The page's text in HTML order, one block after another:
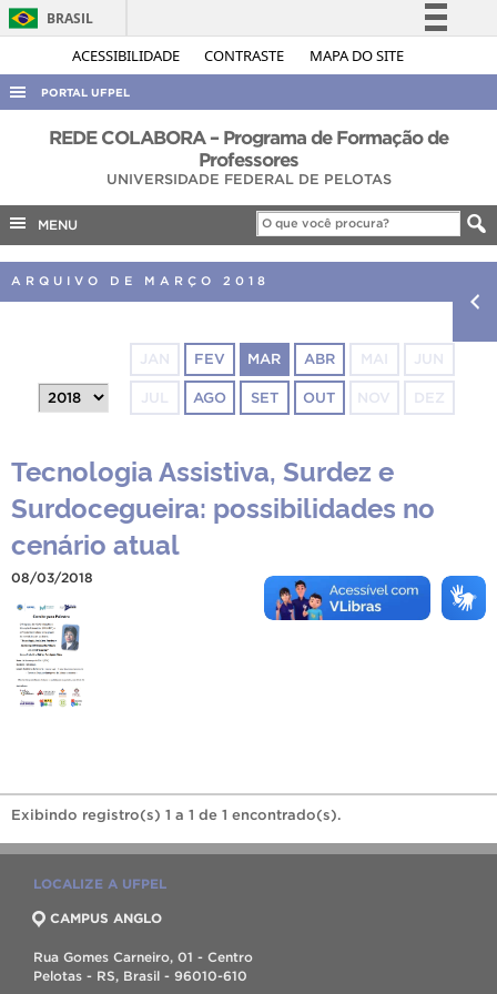
ACESSIBILIDADE CONTRASTE MAPA DO SITE
BRASIL
Simplifique!
Acesso à informação
Legislação
Canais
PORTAL UFPEL
ACESSO À INFORMAÇÃO
COBALTO
CONCURSOS
EDITAIS
PORTARIAS
REDE COLABORA – Programa de Formação de
Professores
UNIVERSIDADE FEDERAL DE PELOTAS
MENU
ARQUIVO DE MARÇO 2018
JAN FEV MAR ABR MAI JUN
JUL AGO SET OUT NOV DEZ
Tecnologia Assistiva, Surdez e
Surdocegueira: possibilidades no
cenário atual
08/03/2018
Exibindo registro(s) 1 a 1 de 1 encontrado(s).
LOCALIZE A UFPEL
CAMPUS ANGLO
Rua Gomes Carneiro, 01 - Centro
Pelotas - RS, Brasil - 96010-610